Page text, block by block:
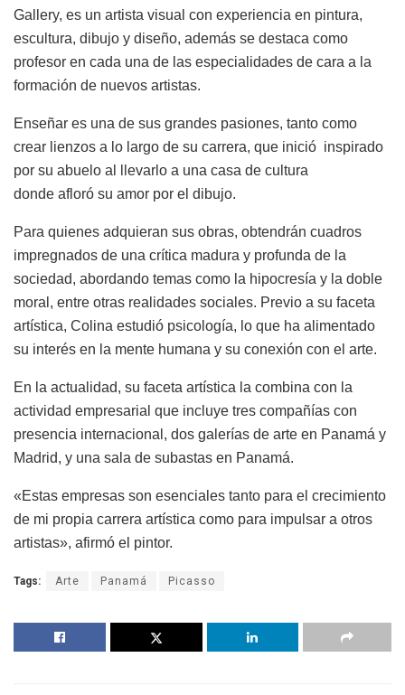
Gallery, es un artista visual con experiencia en pintura,
escultura, dibujo y diseño, además se destaca como
profesor en cada una de las especialidades de cara a la
formación de nuevos artistas.
Enseñar es una de sus grandes pasiones, tanto como
crear lienzos a lo largo de su carrera, que inició inspirado
por su abuelo al llevarlo a una casa de cultura
donde afloró su amor por el dibujo.
Para quienes adquieran sus obras, obtendrán cuadros
impregnados de una crítica madura y profunda de la
sociedad, abordando temas como la hipocresía y la doble
moral, entre otras realidades sociales. Previo a su faceta
artística, Colina estudió psicología, lo que ha alimentado
su interés en la mente humana y su conexión con el arte.
En la actualidad, su faceta artística la combina con la
actividad empresarial que incluye tres compañías con
presencia internacional, dos galerías de arte en Panamá y
Madrid, y una sala de subastas en Panamá.
«Estas empresas son esenciales tanto para el crecimiento
de mi propia carrera artística como para impulsar a otros
artistas», afirmó el pintor.
Tags: Arte Panamá Picasso